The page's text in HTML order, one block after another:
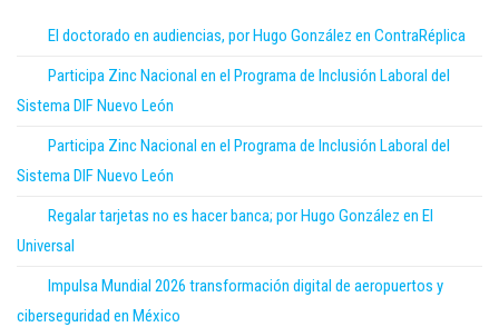
El doctorado en audiencias, por Hugo González en ContraRéplica
Participa Zinc Nacional en el Programa de Inclusión Laboral del
Sistema DIF Nuevo León
Participa Zinc Nacional en el Programa de Inclusión Laboral del
Sistema DIF Nuevo León
Regalar tarjetas no es hacer banca; por Hugo González en El
Universal
Impulsa Mundial 2026 transformación digital de aeropuertos y
ciberseguridad en México